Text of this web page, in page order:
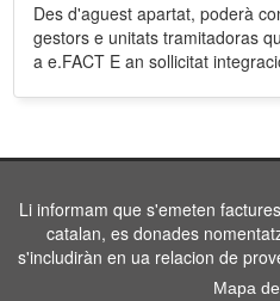
Des d'aguest apartat, poderà
gestors e unitats tramitadoras
a e.FACT E an sollicitat
Li informam que s'emeten
catalan, es donades
s'includiràn en ua relacion de
Mapa